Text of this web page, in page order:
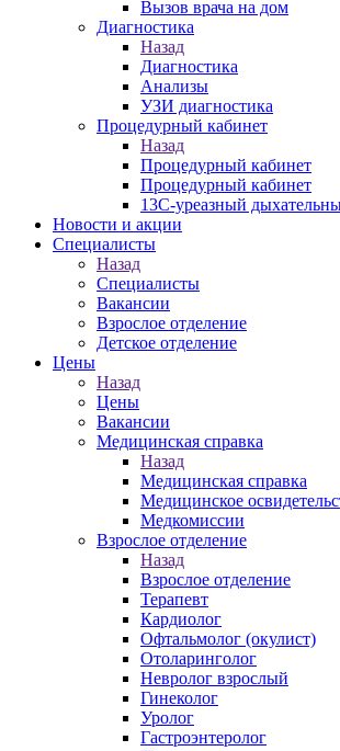
Вызов врача на дом
Диагностика
Назад
Диагностика
Анализы
УЗИ диагностика
Процедурный кабинет
Назад
Процедурный кабинет
Процедурный кабинет
13С-уреазный
Новости и акции
Специалисты
Назад
Специалисты
Вакансии
Взрослое отделение
Детское отделение
Цены
Назад
Цены
Вакансии
Медицинская справка
Назад
Медицинская справка
Ме­дицин­ское
Медкомиссии
Взрослое отделение
Назад
Взрослое отделение
Терапевт
Кардиолог
Офтальмолог (окулист)
Отоларинголог
Невролог взрослый
Гинеколог
Уролог
Гастроэнтеролог